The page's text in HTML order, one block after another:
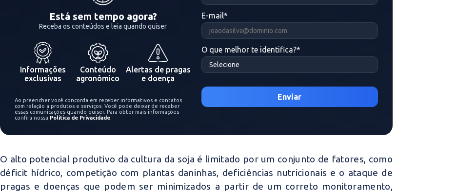
Está sem tempo agora?
Receba os conteúdos e leia quando quiser
Informações
exclusivas
Conteúdo
agronômico
Alertas de pragas
e doença
Ao preencher você concorda em receber informativos e contatos
com relação a produtos e serviços. Você pode deixar de receber
essas comunicações quando quiser. Para obter mais informações
confira nossa Política de Privacidade
E-mail*
O que melhor te identifica?*
O alto potencial produtivo da cultura da soja é limitado por um conjunto de fatores, como
déficit hídrico, competição com plantas daninhas, deficiências nutricionais e o ataque de
pragas e doenças que podem ser minimizados a partir de um correto monitoramento,